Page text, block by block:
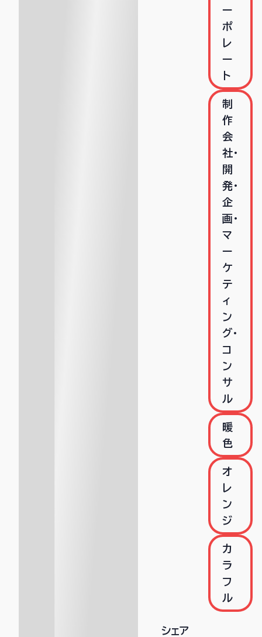
ー
ポ
レ
ー
ト
制
作
会
社･
開
発･
企
画･
マ
ー
ケ
テ
ィ
ン
グ･
コ
ン
サ
ル
暖
色
オ
レ
ン
ジ
カ
ラ
フ
ル
シェア